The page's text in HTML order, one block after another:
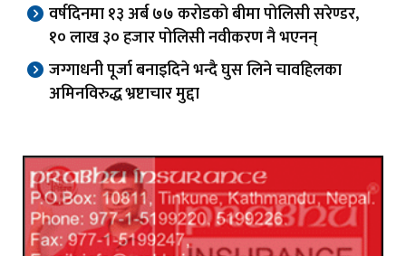
वर्षदिनमा १३ अर्ब ७७ करोडको बीमा पोलिसी सरेण्डर,
१० लाख ३० हजार पोलिसी नवीकरण नै भएनन्
जग्गाधनी पूर्जा बनाइदिने भन्दै घुस लिने चावहिलका
अमिनविरुद्ध भ्रष्टाचार मुद्दा